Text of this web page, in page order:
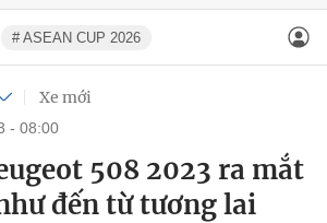
# ASEAN CUP 2026
Xe mới
- 08:00
508 2023 ra mắt
đến từ tương lai